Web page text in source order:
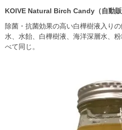
KOIVE Natural Birch Candy （自動
除菌・抗菌効果の高い白樺樹液入り
水、水飴、白樺樹液、海洋深層水、
べて同じ。